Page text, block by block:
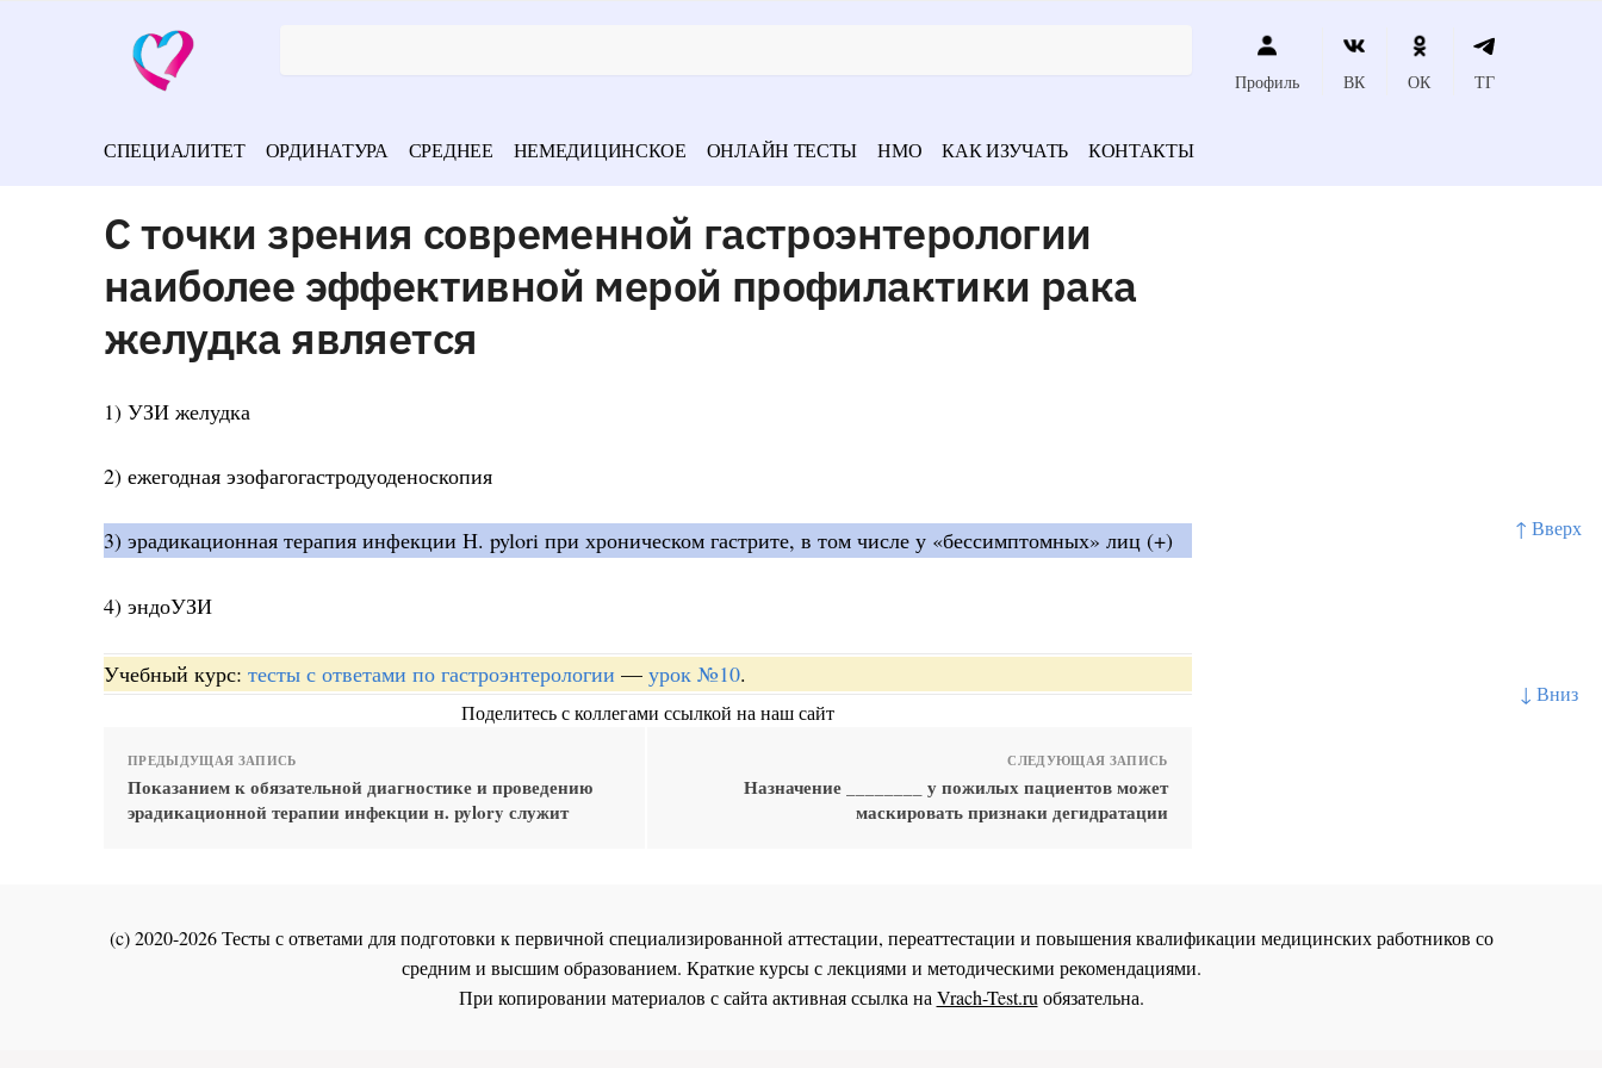
↑ Вверх
↓ Вниз
Профиль ВК ОК ТГ
СПЕЦИАЛИТЕТ ОРДИНАТУРА СРЕДНЕЕ НЕМЕДИЦИНСКОЕ ОНЛАЙН ТЕСТЫ НМО КАК ИЗУЧАТЬ КОНТАКТЫ
С точки зрения современной гастроэнтерологии
наиболее эффективной мерой профилактики рака
желудка является
1) УЗИ желудка
2) ежегодная эзофагогастродуоденоскопия
3) эрадикационная терапия инфекции Н. pylori при хроническом гастрите, в том числе у «бессимптомных» лиц (+)
4) эндоУЗИ
Учебный курс: тесты с ответами по гастроэнтерологии — урок №10.
Поделитесь с коллегами ссылкой на наш сайт
ПРЕДЫДУЩАЯ ЗАПИСЬ
Показанием к обязательной диагностике и проведению
эрадикационной терапии инфекции н. pylory служит
СЛЕДУЮЩАЯ ЗАПИСЬ
Назначение ________ у пожилых пациентов может
маскировать признаки дегидратации
(c) 2020-2026 Тесты с ответами для подготовки к первичной специализированной аттестации, переаттестации и повышения квалификации медицинских работников со
средним и высшим образованием. Краткие курсы с лекциями и методическими рекомендациями.
При копировании материалов с сайта активная ссылка наVrach-Test.ruобязательна.